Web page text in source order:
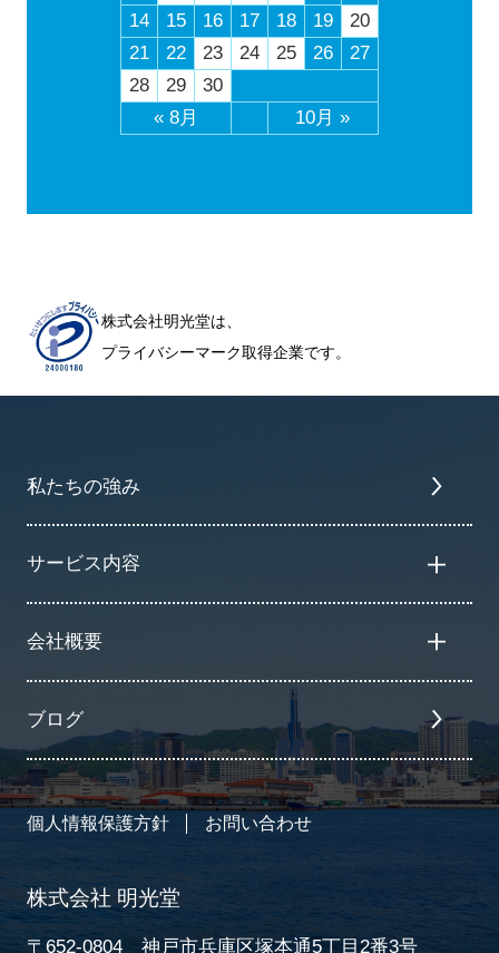
« 8月 10月 »
14
15 16 17 18 19
20
21
22 23 24 25 26
27
28
29 30
株式会社明光堂は、
プライバシーマーク取得企業です。
私たちの強み
サービス内容
会社概要
ブログ
個人情報保護方針 お問い合わせ
株式会社 明光堂
〒652-0804 神戸市兵庫区塚本通5丁目2番3号